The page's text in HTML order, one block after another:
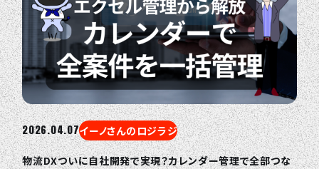
2026.04.07イーノさんのロジラジ
物流DXついに自社開発で実現？カレンダー管理で全部つな